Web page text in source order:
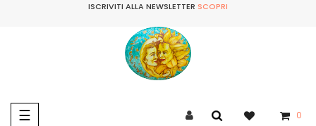
ISCRIVITI ALLA NEWSLETTER SCOPRI
navigazione
☰ 0